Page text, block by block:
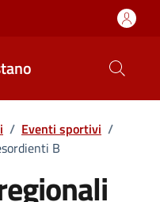
/ Eventi sportivi /
B